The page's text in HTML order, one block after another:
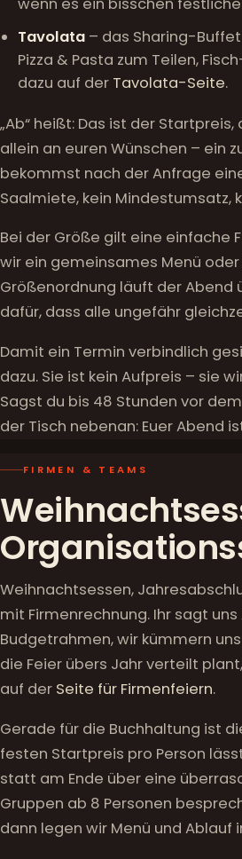
Tavolata– das Sharing-
Pizza & Pasta zum Teilen,
dazu auf der Tavolata-Seite.
„Ab“ heißt: Das ist der
allein an euren Wünschen – ein
bekommst nach der Anfrage
Saalmiete, kein Mindestumsatz,
Bei der Größe gilt eine einfache
wir ein gemeinsames Menü oder
Größenordnung läuft der
dafür, dass alle ungefähr
Damit ein Termin verbindlich
dazu. Sie ist kein Aufpreis – sie
Sagst du bis 48 Stunden vor
der Tisch nebenan: Euer Abend
FIRMEN & TEAMS
Weihnachtsessen,
mit Firmenrechnung. Ihr sagt uns
Budgetrahmen, wir kümmern
die Feier übers Jahr verteilt
auf der Seite für Firmenfeiern.
Gerade für die Buchhaltung ist
festen Startpreis pro Person
statt am Ende über eine
Gruppen ab 8 Personen
dann legen wir Menü und Ablauf